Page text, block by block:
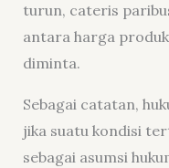
turun, cateris
antara harga
diminta.
Sebagai catatan,
jika suatu kondisi
sebagai asumsi